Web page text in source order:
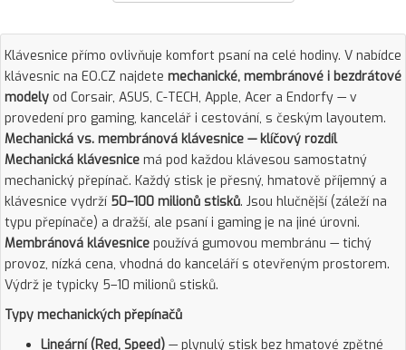
Klávesnice přímo ovlivňuje komfort psaní na celé hodiny. V nabídce
klávesnic na EO.CZ najdete mechanické, membránové i bezdrátové
modely od Corsair, ASUS, C-TECH, Apple, Acer a Endorfy — v
provedení pro gaming, kancelář i cestování, s českým layoutem.
Mechanická vs. membránová klávesnice — klíčový rozdíl
Mechanická klávesnice má pod každou klávesou samostatný
mechanický přepínač. Každý stisk je přesný, hmatově příjemný a
klávesnice vydrží 50–100 milionů stisků. Jsou hlučnější (záleží na
typu přepínače) a dražší, ale psaní i gaming je na jiné úrovni.
Membránová klávesnice používá gumovou membránu — tichý
provoz, nízká cena, vhodná do kanceláří s otevřeným prostorem.
Výdrž je typicky 5–10 milionů stisků.
Typy mechanických přepínačů
Lineární (Red, Speed) — plynulý stisk bez hmatové zpětné